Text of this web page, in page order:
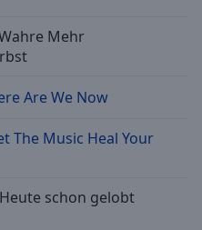
Mehr
Are We Now
The Music Heal Your
Heute schon gelobt